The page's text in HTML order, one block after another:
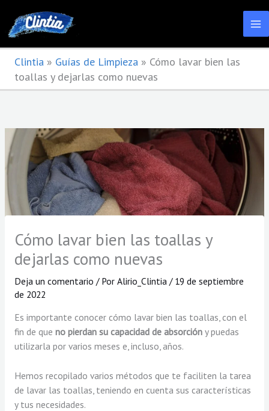
contenido
Clintia » Guías de Limpieza » Cómo lavar bien las
toallas y dejarlas como nuevas
Cómo lavar bien las toallas y
dejarlas como nuevas
Deja un comentario / Por Alirio_Clintia / 19 de septiembre
de 2022
Es importante conocer cómo lavar bien las toallas, con el
fin de que no pierdan su capacidad de absorcióny puedas
utilizarla por varios meses e, incluso, años.
Hemos recopilado varios métodos que te faciliten la tarea
de lavar las toallas, teniendo en cuenta sus características
y tus necesidades.